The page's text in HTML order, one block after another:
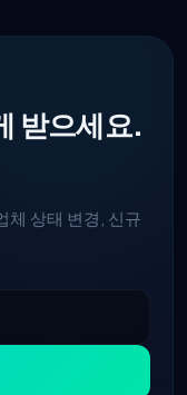
받으세요.
체 상태 변경, 신규